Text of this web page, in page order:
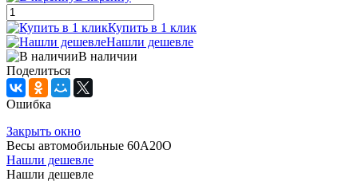
Купить в 1 клик
Нашли дешевле
В наличии
Поделиться
Ошибка
Закрыть окно
Весы автомобильные 60А20О
Нашли дешевле
Нашли дешевле